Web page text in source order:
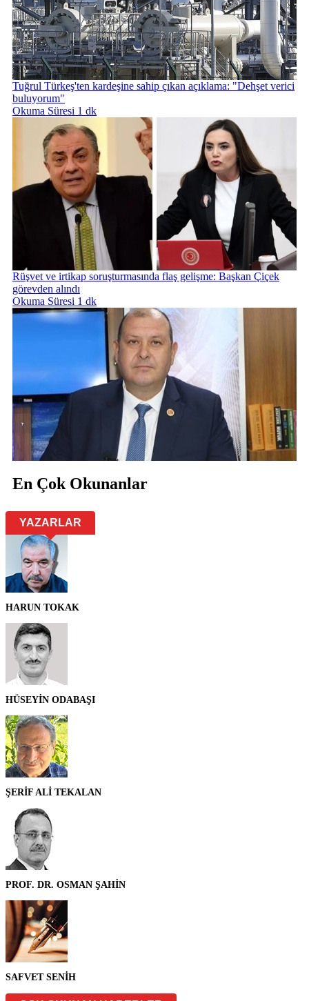
Tuğrul Türkeş'ten kardeşine sahip çıkan açıklama: "Dehşet verici
buluyorum"
Okuma Süresi 1 dk
Rüşvet ve irtikap soruşturmasında flaş gelişme: Başkan Çiçek
görevden alındı
Okuma Süresi 1 dk
En Çok Okunanlar
YAZARLAR
HARUN TOKAK
HÜSEYİN ODABAŞI
ŞERİF ALİ TEKALAN
PROF. DR. OSMAN ŞAHİN
SAFVET SENİH